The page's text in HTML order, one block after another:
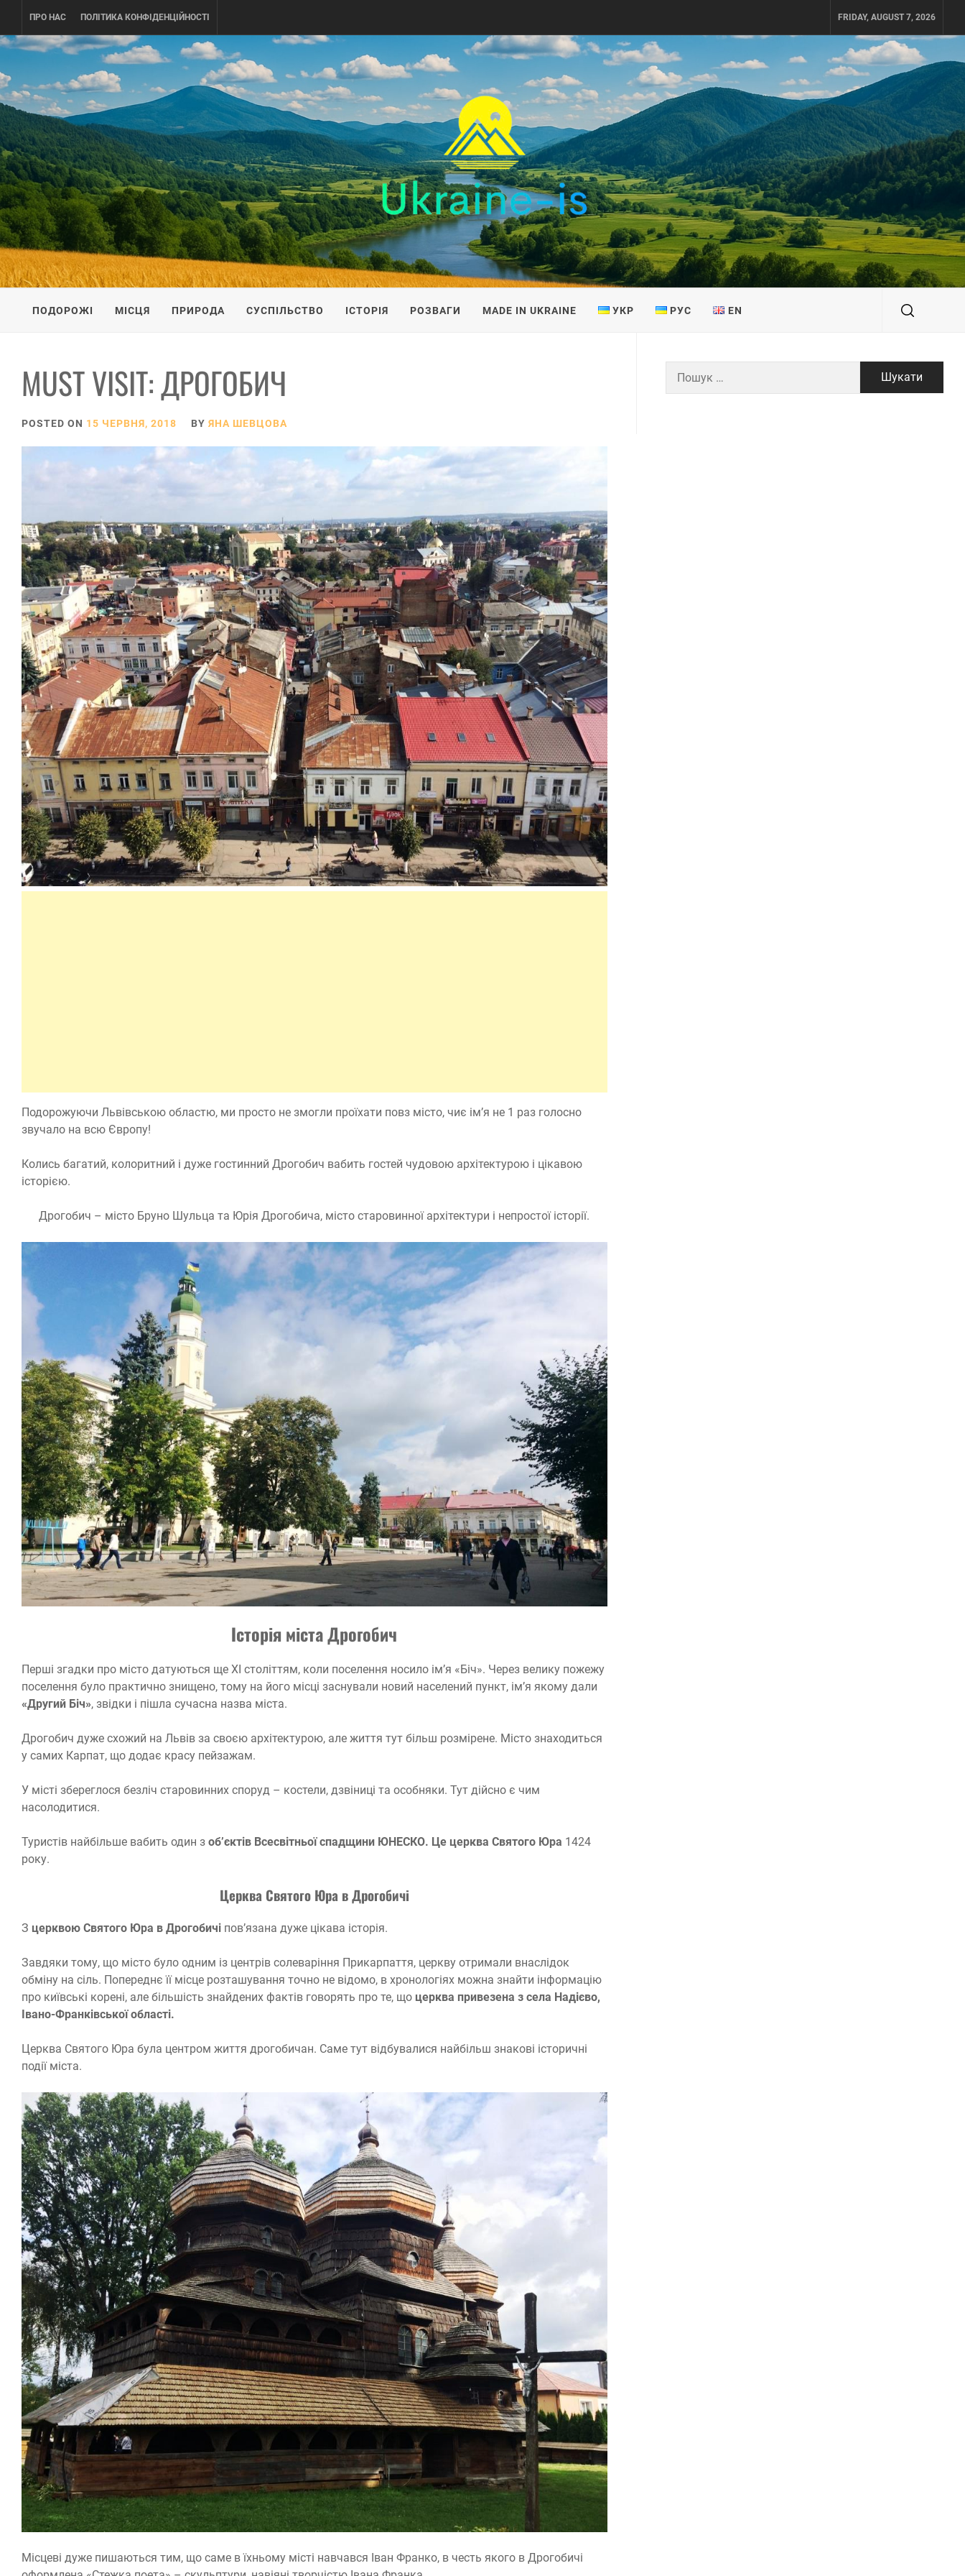
content
ПРО НАС ПОЛІТИКА КОНФІДЕНЦІЙНОСТІ FRIDAY, AUGUST 7, 2026
UKRAINE-IS
ПОДОРОЖI ПО УКРАЇНІ
ПОДОРОЖІ МІСЦЯ ПРИРОДА СУСПІЛЬСТВО ІСТОРІЯ РОЗВАГИ MADE IN UKRAINE УКР РУС EN
MUST VISIT: ДРОГОБИЧ
POSTED ON 15 ЧЕРВНЯ, 2018 BY ЯНА ШЕВЦОВА
Подорожуючи Львівською областю, ми просто не змогли проїхати повз місто, чиє ім’я не 1 раз голосно
звучало на всю Європу!
Колись багатий, колоритний і дуже гостинний Дрогобич вабить гостей чудовою архітектурою і цікавою
історією.
Дрогобич – місто Бруно Шульца та Юрія Дрогобича, місто старовинної архітектури і непростої історії.
Історія міста Дрогобич
Перші згадки про місто датуються ще XI століттям, коли поселення носило ім’я «Біч». Через велику пожежу
поселення було практично знищено, тому на його місці заснували новий населений пункт, ім’я якому дали
«Другий Біч», звідки і пішла сучасна назва міста.
Дрогобич дуже схожий на Львів за своєю архітектурою, але життя тут більш розмірене. Місто знаходиться
у самих Карпат, що додає красу пейзажам.
У місті збереглося безліч старовинних споруд – костели, дзвіниці та особняки. Тут дійсно є чим
насолодитися.
Туристів найбільше вабить один з об’єктів Всесвітньої спадщини ЮНЕСКО. Це церква Святого Юра 1424
року.
Церква Святого Юра в Дрогобичі
З церквою Святого Юра в Дрогобичі пов’язана дуже цікава історія.
Завдяки тому, що місто було одним із центрів солеваріння Прикарпаття, церкву отримали внаслідок
обміну на сіль. Попереднє її місце розташування точно не відомо, в хронологіях можна знайти інформацію
про київські корені, але більшість знайдених фактів говорять про те, що церква привезена з села Надієво,
Івано-Франківської області.
Церква Святого Юра була центром життя дрогобичан. Саме тут відбувалися найбільш знакові історичні
події міста.
Місцеві дуже пишаються тим, що саме в їхньому місті навчався Іван Франко, в честь якого в Дрогобичі